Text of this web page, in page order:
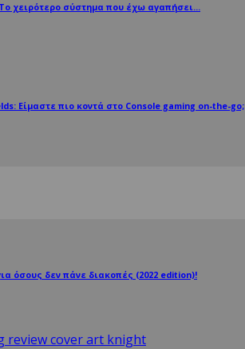
Το χειρότερο σύστημα που έχω αγαπήσει…
Είμαστε πιο κοντά στο Console gaming on-the-go;
όσους δεν πάνε διακοπές (2022 edition)!